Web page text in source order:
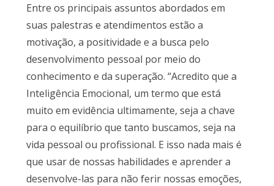
Entre os principais assuntos abordados em
suas palestras e atendimentos estão a
motivação, a positividade e a busca pelo
desenvolvimento pessoal por meio do
conhecimento e da superação. “Acredito que a
Inteligência Emocional, um termo que está
muito em evidência ultimamente, seja a chave
para o equilíbrio que tanto buscamos, seja na
vida pessoal ou profissional. E isso nada mais é
que usar de nossas habilidades e aprender a
desenvolve-las para não ferir nossas emoções,